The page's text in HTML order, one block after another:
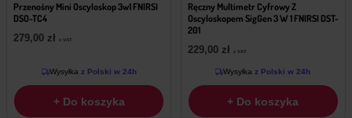
Przenośny Mini Oscyloskop 3w1 FNIRSI
DSO-TC4
279,00 zł z VAT
Wysyłka z Polski w 24h
+ Do koszyka
Ręczny Multimetr Cyfrowy Z
Oscyloskopem SigGen 3 W 1 FNIRSI DST-
201
229,00 zł z VAT
Wysyłka z Polski w 24h
+ Do koszyka